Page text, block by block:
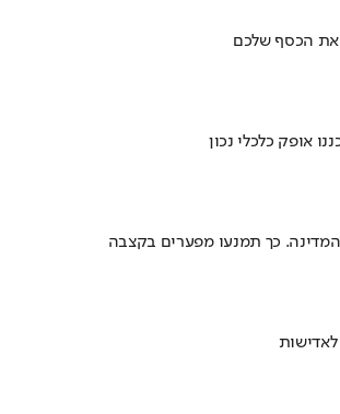
את הכסף שלכם
אופק כלכלי נכון
המדינה. כך תמנעו מפערים בקצבה